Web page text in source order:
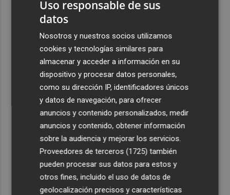
la atención al nacimiento
El proyecto 'Gramola' evalúa estrategias sostenibles
para reducir las alteraciones internas de la granada
mollar de Elche
El talento murciano conquista Cimeria: Dagnino ilustra
'Aguas peligrosas' de Conan el Bárbaro
Recibe toda la actualidad de
Plaza Podcast en tu correo
Quiero suscribirme
Uso responsable de sus
datos
Nosotros y nuestros socios utilizamos
cookies y tecnologías similares para
almacenar y acceder a información en su
dispositivo y procesar datos personales,
como su dirección IP, identificadores únicos
y datos de navegación, para ofrecer
anuncios y contenido personalizados, medir
anuncios y contenido, obtener información
sobre la audiencia y mejorar los servicios.
Proveedores de terceros (1725) también
pueden procesar sus datos para estos y
otros fines, incluido el uso de datos de
geolocalización precisos y características